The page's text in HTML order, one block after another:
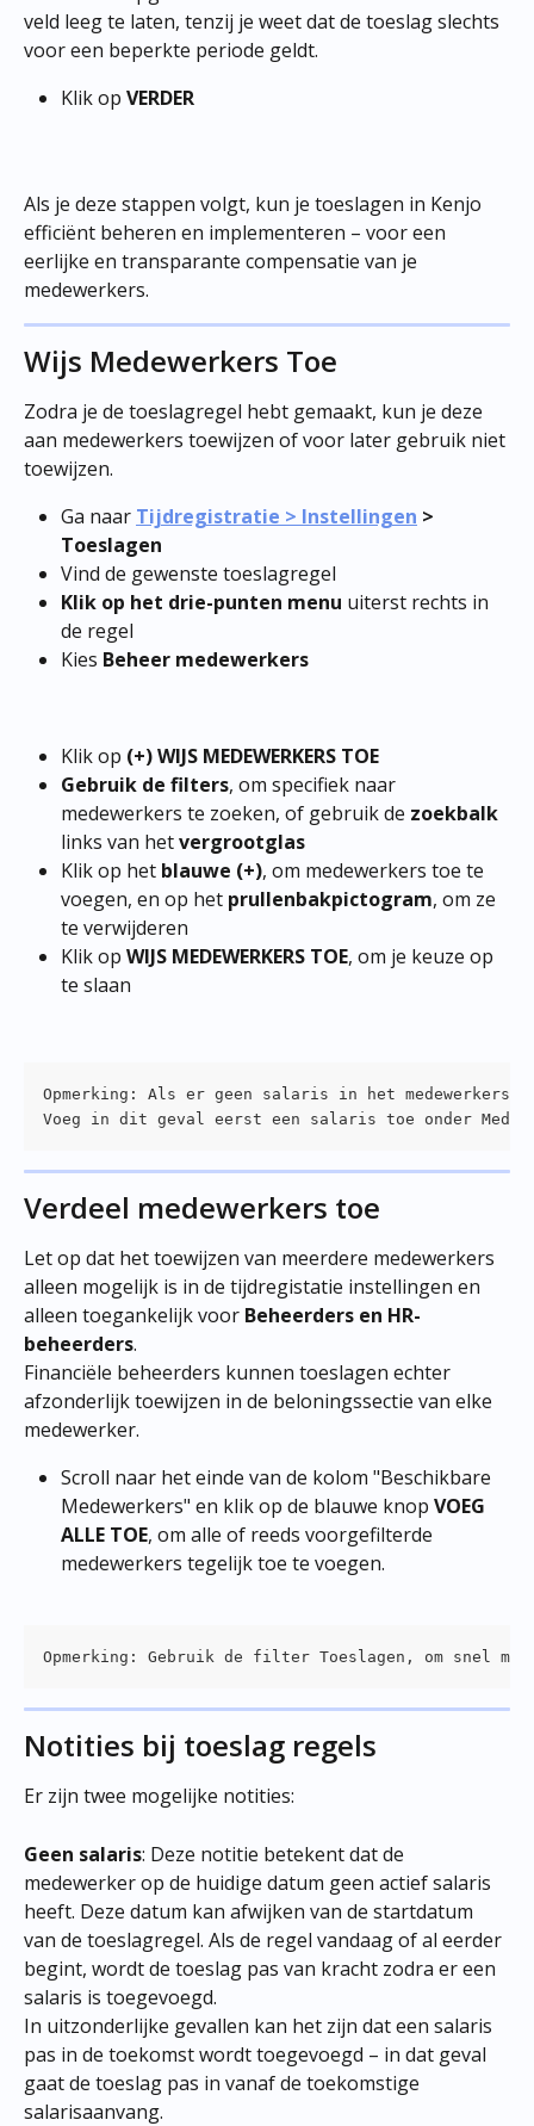
veld leeg te laten, tenzij je weet dat de toeslag slechts
voor een beperkte periode geldt.
Klik op VERDER
Als je deze stappen volgt, kun je toeslagen in Kenjo
efficiënt beheren en implementeren – voor een
eerlijke en transparante compensatie van je
medewerkers.
Wijs Medewerkers Toe
Zodra je de toeslagregel hebt gemaakt, kun je deze
aan medewerkers toewijzen of voor later gebruik niet
toewijzen.
Ga naar Tijdregistratie > Instellingen >
Toeslagen
Vind de gewenste toeslagregel
Klik op het drie-punten menu uiterst rechts in
de regel
Kies Beheer medewerkers
Klik op (+) WIJS MEDEWERKERS TOE
Gebruik de filters, om specifiek naar
medewerkers te zoeken, of gebruik de zoekbalk
links van het vergrootglas
Klik op het blauwe (+), om medewerkers toe te
voegen, en op het prullenbakpictogram, om ze
te verwijderen
Klik op WIJS MEDEWERKERS TOE, om je keuze op
te slaan
Opmerking: Als er geen salaris in het
Voeg in dit geval eerst een salaris toe onder
Verdeel medewerkers toe
Let op dat het toewijzen van meerdere medewerkers
alleen mogelijk is in de tijdregistatie instellingen en
alleen toegankelijk voor Beheerders en HR-
beheerders.
Financiële beheerders kunnen toeslagen echter
afzonderlijk toewijzen in de beloningssectie van elke
medewerker.
Scroll naar het einde van de kolom "Beschikbare
Medewerkers" en klik op de blauwe knop VOEG
ALLE TOE, om alle of reeds voorgefilterde
medewerkers tegelijk toe te voegen.
Opmerking: Gebruik de filter Toeslagen, om snel
Notities bij toeslag regels
Er zijn twee mogelijke notities:
Geen salaris: Deze notitie betekent dat de
medewerker op de huidige datum geen actief salaris
heeft. Deze datum kan afwijken van de startdatum
van de toeslagregel. Als de regel vandaag of al eerder
begint, wordt de toeslag pas van kracht zodra er een
salaris is toegevoegd.
In uitzonderlijke gevallen kan het zijn dat een salaris
pas in de toekomst wordt toegevoegd – in dat geval
gaat de toeslag pas in vanaf de toekomstige
salarisaanvang.